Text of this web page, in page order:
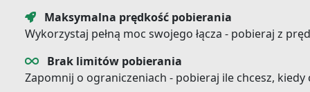
Maksymalna prędkość pobierania
Wykorzystaj pełną moc swojego łącza - pobieraj z
Brak limitów pobierania
Zapomnij o ograniczeniach - pobieraj ile chcesz,